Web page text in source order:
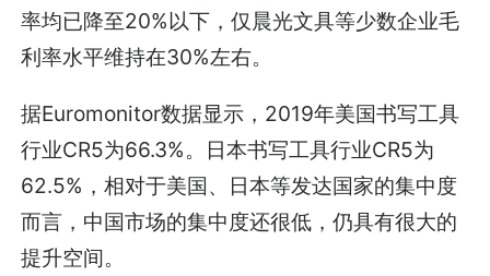
率均已降至20%以下，仅晨光文具等少数企业毛
利率水平维持在30%左右。
据Euromonitor数据显示，2019年美国书写工具
行业CR5为66.3%。日本书写工具行业CR5为
62.5%，相对于美国、日本等发达国家的集中度
而言，中国市场的集中度还很低，仍具有很大的
提升空间。